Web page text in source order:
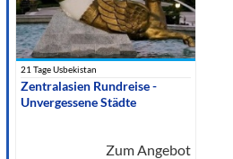
21 Tage Usbekistan
Zentralasien Rundreise -
Unvergessene Städte
Zum Angebot